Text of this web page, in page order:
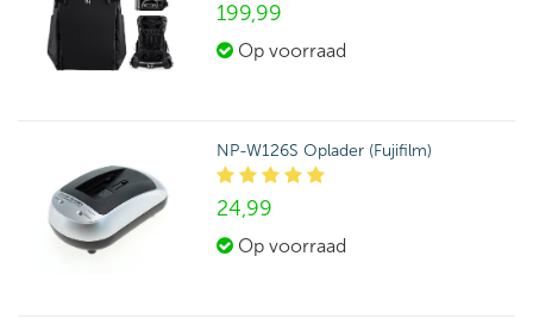
199,99
Op voorraad
NP-W126S Oplader (Fujifilm)
24,99
Op voorraad